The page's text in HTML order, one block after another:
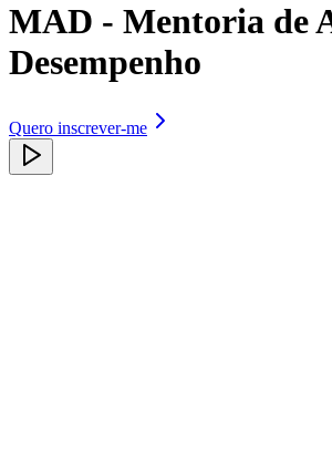
MAD - Mentoria de
Desempenho
Quero inscrever-me